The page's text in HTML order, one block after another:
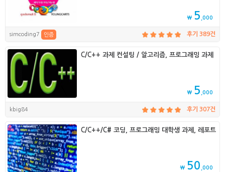
₩ 5 ,000
simcoding7 인증 후기 389건
C/C++ 과제 컨설팅 / 알고리즘, 프로그래밍 과제
₩ 5 ,000
kbig84 후기 307건
C/C++/C# 코딩, 프로그래밍 대학생 과제, 레포트
₩ 50 ,000